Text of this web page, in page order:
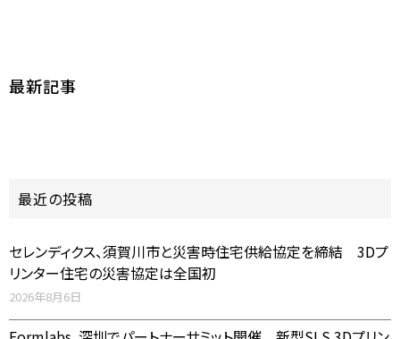
最新記事
最近の投稿
セレンディクス、須賀川市と災害時住宅供給協定を締結 3Dプ
リンター住宅の災害協定は全国初
2026年8月6日